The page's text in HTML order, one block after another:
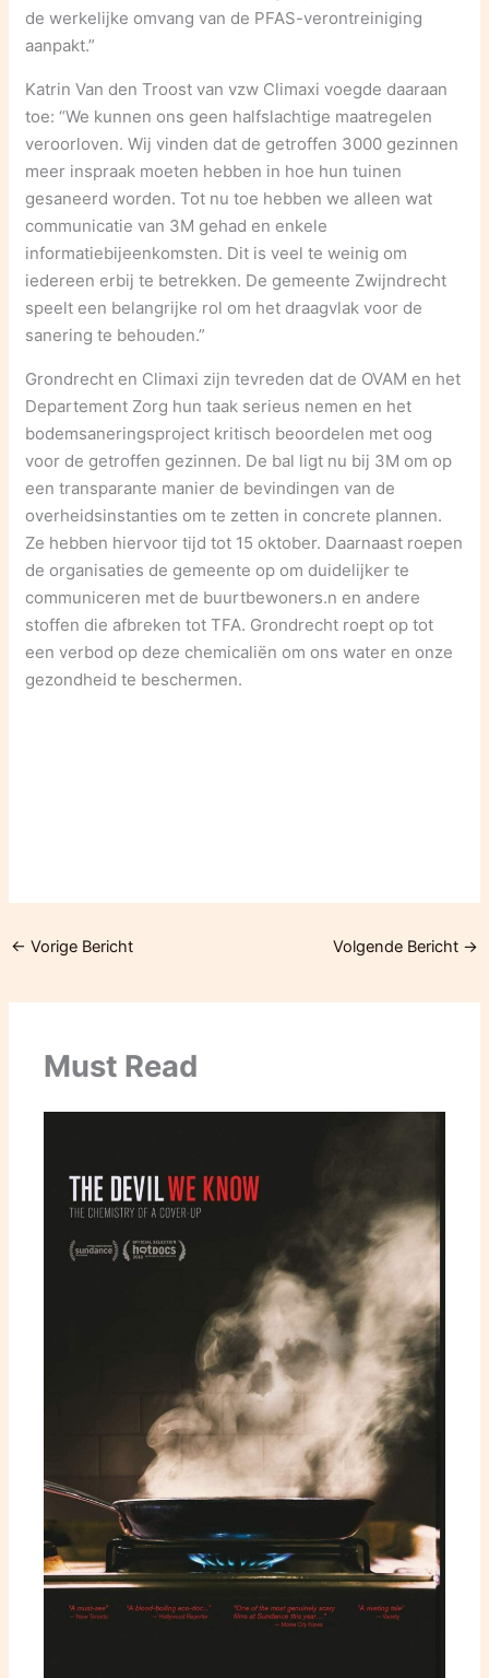
de werkelijke omvang van de PFAS-verontreiniging
aanpakt.”
Katrin Van den Troost van vzw Climaxi voegde daaraan
toe: “We kunnen ons geen halfslachtige maatregelen
veroorloven. Wij vinden dat de getroffen 3000 gezinnen
meer inspraak moeten hebben in hoe hun tuinen
gesaneerd worden. Tot nu toe hebben we alleen wat
communicatie van 3M gehad en enkele
informatiebijeenkomsten. Dit is veel te weinig om
iedereen erbij te betrekken. De gemeente Zwijndrecht
speelt een belangrijke rol om het draagvlak voor de
sanering te behouden.”
Grondrecht en Climaxi zijn tevreden dat de OVAM en het
Departement Zorg hun taak serieus nemen en het
bodemsaneringsproject kritisch beoordelen met oog
voor de getroffen gezinnen. De bal ligt nu bij 3M om op
een transparante manier de bevindingen van de
overheidsinstanties om te zetten in concrete plannen.
Ze hebben hiervoor tijd tot 15 oktober. Daarnaast roepen
de organisaties de gemeente op om duidelijker te
communiceren met de buurtbewoners.n en andere
stoffen die afbreken tot TFA. Grondrecht roept op tot
een verbod op deze chemicaliën om ons water en onze
gezondheid te beschermen.
← Vorige Bericht Volgende Bericht →
Must Read